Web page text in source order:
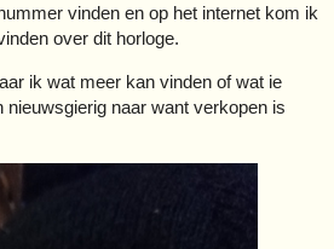
vinden en op het internet kom ik
over dit horloge.
ik wat meer kan vinden of wat ie
nieuwsgierig naar want verkopen is